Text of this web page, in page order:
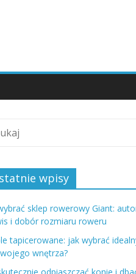
wpisy
sklep rowerowy Giant:
i dobór rozmiaru roweru
tapicerowane: jak wybrać
wnętrza?